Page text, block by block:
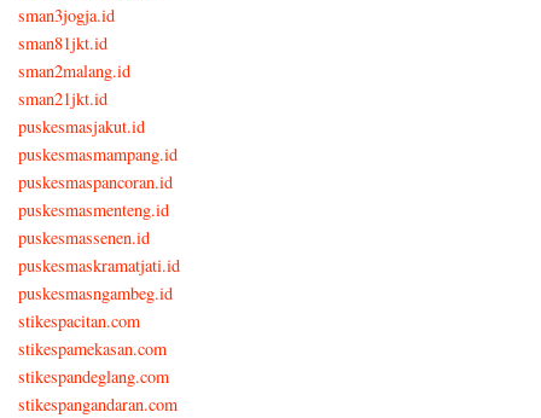
sman3jogja.id
sman81jkt.id
sman2malang.id
sman21jkt.id
puskesmasjakut.id
puskesmasmampang.id
puskesmaspancoran.id
puskesmasmenteng.id
puskesmassenen.id
puskesmaskramatjati.id
puskesmasngambeg.id
stikespacitan.com
stikespamekasan.com
stikespandeglang.com
stikespangandaran.com